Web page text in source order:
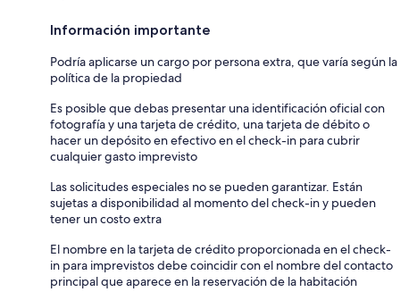
Información importante
Podría aplicarse un cargo por persona extra, que varía según la
política de la propiedad
Es posible que debas presentar una identificación oficial con
fotografía y una tarjeta de crédito, una tarjeta de débito o
hacer un depósito en efectivo en el check-in para cubrir
cualquier gasto imprevisto
Las solicitudes especiales no se pueden garantizar. Están
sujetas a disponibilidad al momento del check-in y pueden
tener un costo extra
El nombre en la tarjeta de crédito proporcionada en el check-
in para imprevistos debe coincidir con el nombre del contacto
principal que aparece en la reservación de la habitación